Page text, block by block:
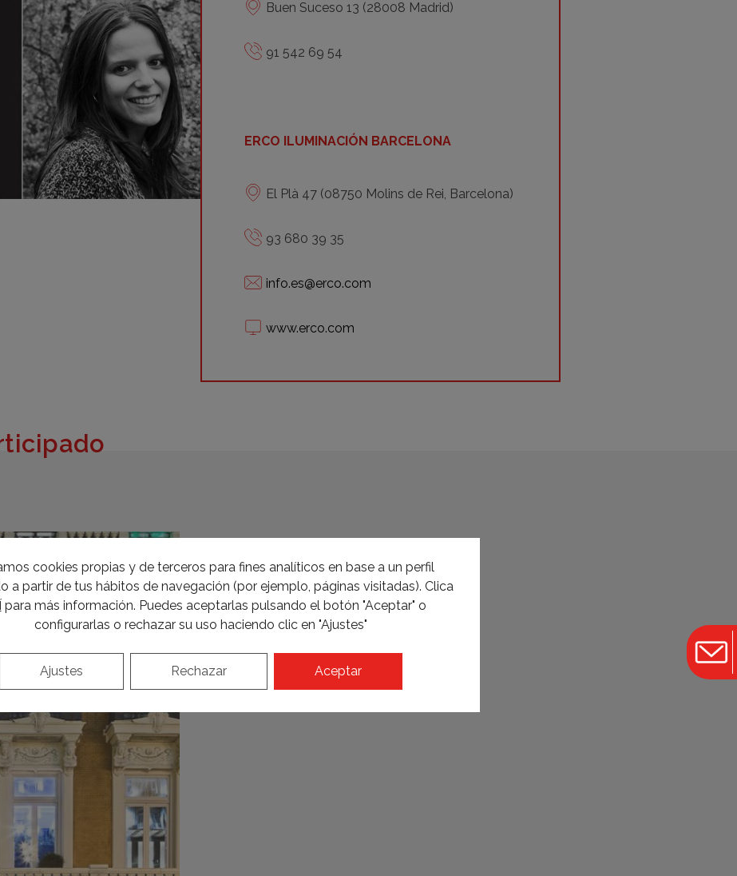
Buen Suceso 13 (28008 Madrid)
91 542 69 54
ERCO ILUMINACIÓN BARCELONA
El Plà 47 (08750 Molins de Rei, Barcelona)
93 680 39 35
info.es@erco.com
www.erco.com
cookies propias y de terceros para fines analíticos en base a un perfil
a partir de tus hábitos de navegación (por ejemplo, páginas visitadas). Clica
para más información. Puedes aceptarlas pulsando el botón "Aceptar" o
configurarlas o rechazar su uso haciendo clic en "Ajustes"
Aceptar
Rechazar
Ajustes